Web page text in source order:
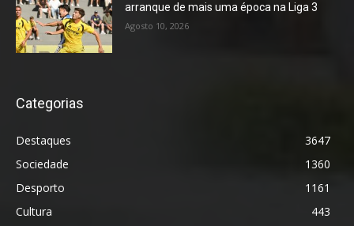
arranque de mais uma época na Liga 3
Agosto 10, 2026
Categorias
Destaques
3647
Sociedade
1360
Desporto
1161
Cultura
443